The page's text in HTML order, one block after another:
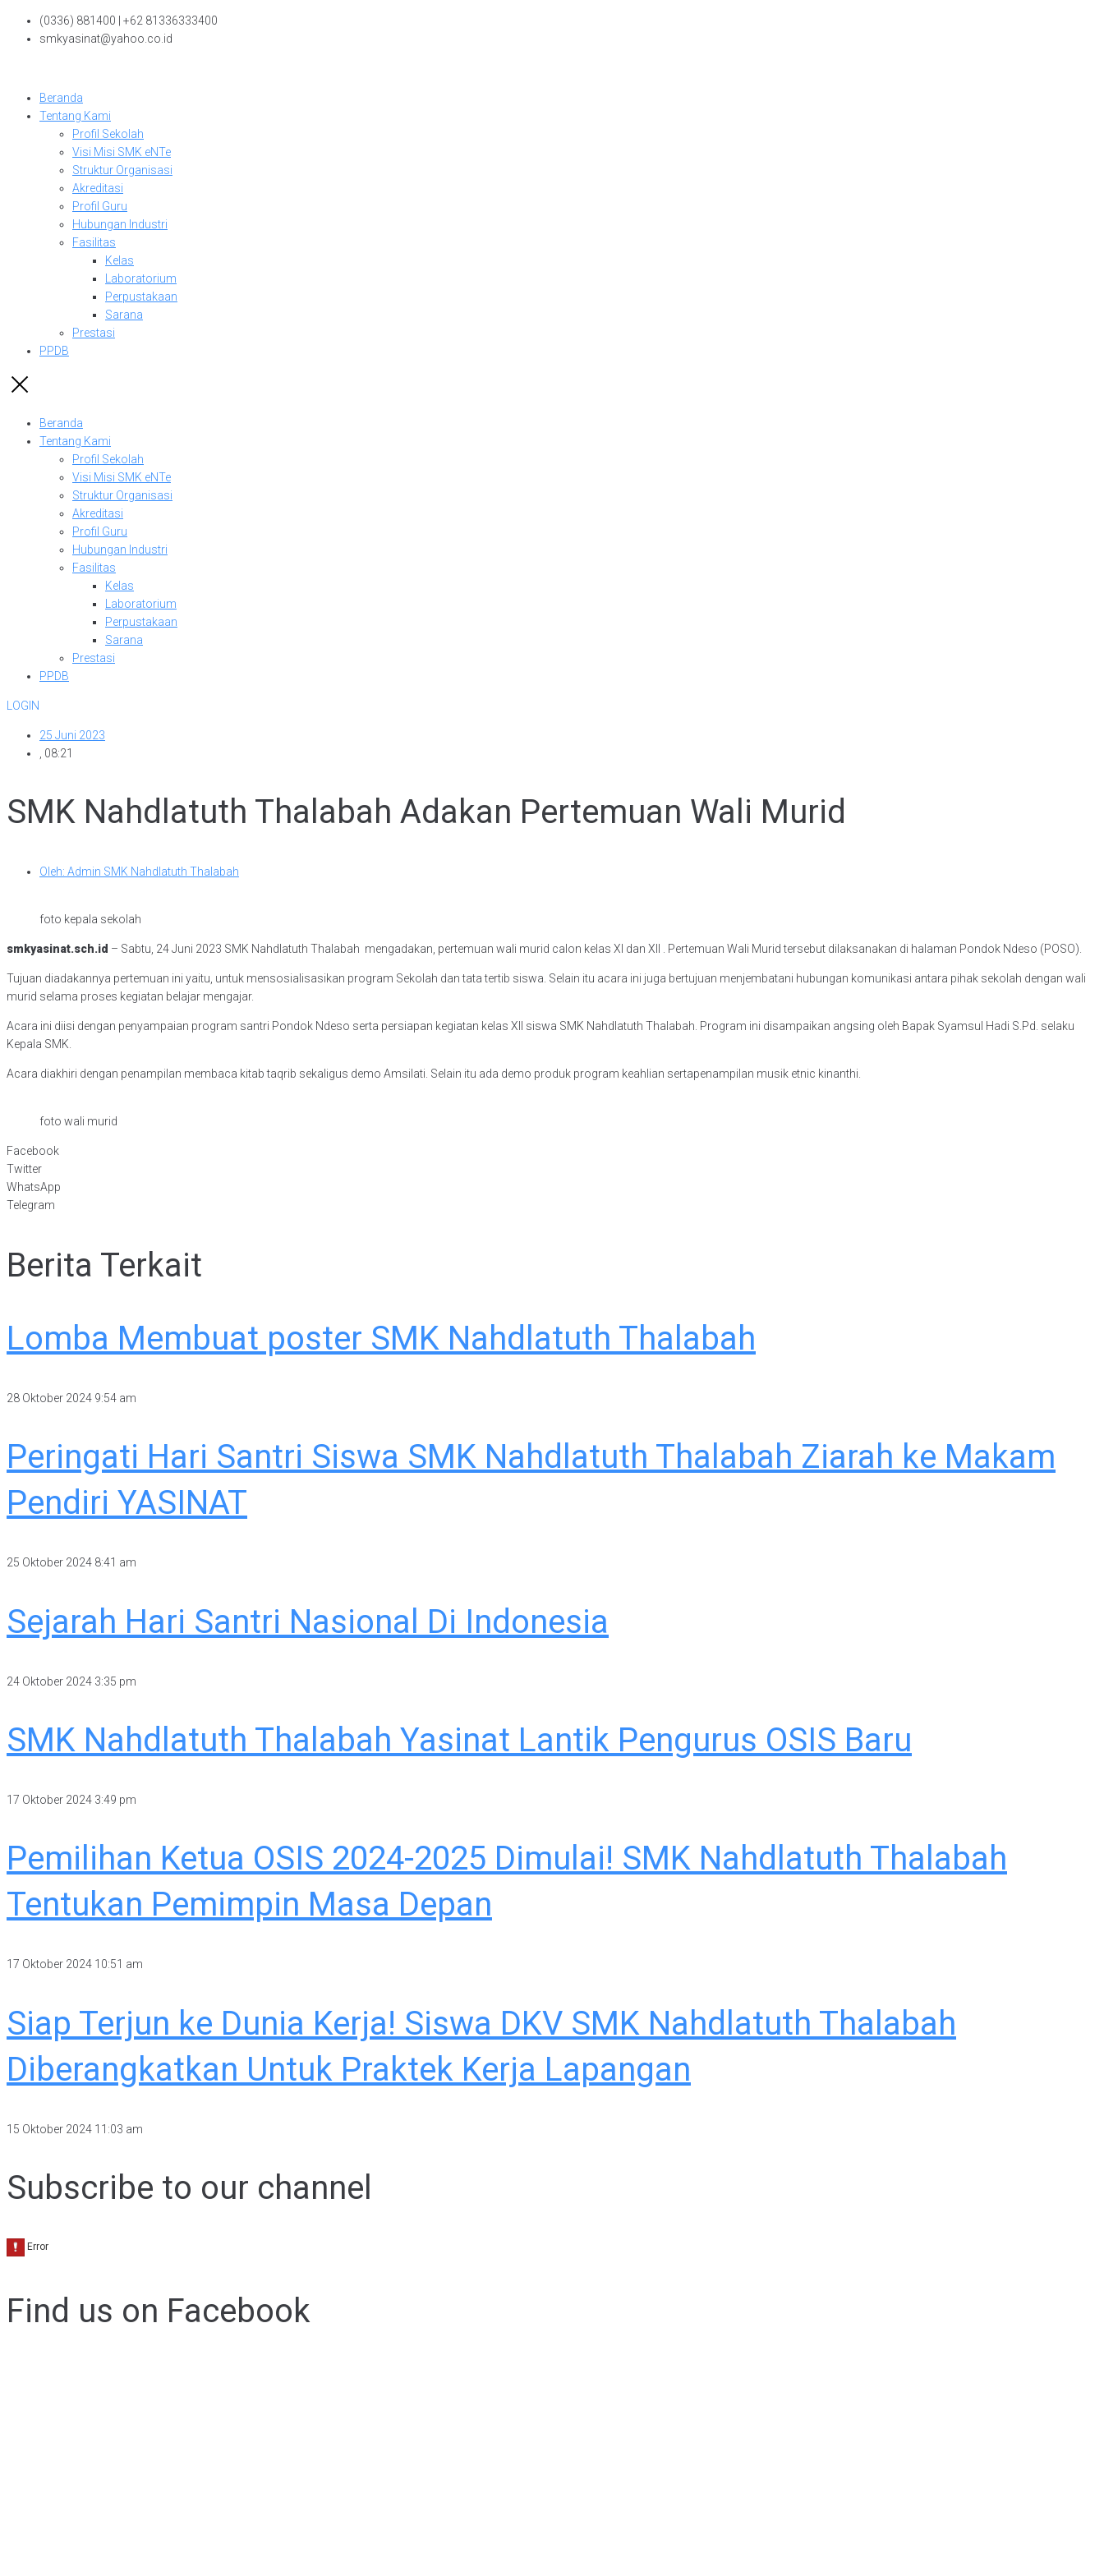
Skip
(0336) 881400 | +62 81336333400
smkyasinat@yahoo.co.id
Beranda
Tentang Kami
Profil Sekolah
Visi Misi SMK eNTe
Struktur Organisasi
Akreditasi
Profil Guru
Hubungan Industri
Fasilitas
Kelas
Laboratorium
Perpustakaan
Sarana
Prestasi
PPDB
Beranda
Tentang Kami
Profil Sekolah
Visi Misi SMK eNTe
Struktur Organisasi
Akreditasi
Profil Guru
Hubungan Industri
Fasilitas
Kelas
Laboratorium
Perpustakaan
Sarana
Prestasi
PPDB
LOGIN
25 Juni 2023
08:21
SMK Nahdlatuth Thalabah Adakan Pertemuan Wali Murid
Oleh: Admin SMK Nahdlatuth Thalabah
foto kepala sekolah
smkyasinat.sch.id – Sabtu, 24 Juni 2023 SMK Nahdlatuth Thalabah mengadakan, pertemuan wali murid calon kelas XI dan XII . Pertemuan Wali Murid tersebut dilaksanakan di halaman Pondok Ndeso (POSO).
Tujuan diadakannya pertemuan ini yaitu, untuk mensosialisasikan program Sekolah dan tata tertib siswa. Selain itu acara ini juga bertujuan menjembatani hubungan komunikasi antara pihak sekolah dengan wali
murid selama proses kegiatan belajar mengajar.
Acara ini diisi dengan penyampaian program santri Pondok Ndeso serta persiapan kegiatan kelas XII siswa SMK Nahdlatuth Thalabah. Program ini disampaikan angsing oleh Bapak Syamsul Hadi S.Pd. selaku
Kepala SMK.
Acara diakhiri dengan penampilan membaca kitab taqrib sekaligus demo Amsilati. Selain itu ada demo produk program keahlian sertapenampilan musik etnic kinanthi.
foto wali murid
Facebook
Twitter
WhatsApp
Telegram
Berita Terkait
Lomba Membuat poster SMK Nahdlatuth Thalabah
28 Oktober 2024 9:54 am
Peringati Hari Santri Siswa SMK Nahdlatuth Thalabah Ziarah ke Makam
Pendiri YASINAT
25 Oktober 2024 8:41 am
Sejarah Hari Santri Nasional Di Indonesia
24 Oktober 2024 3:35 pm
SMK Nahdlatuth Thalabah Yasinat Lantik Pengurus OSIS Baru
17 Oktober 2024 3:49 pm
Pemilihan Ketua OSIS 2024-2025 Dimulai! SMK Nahdlatuth Thalabah
Tentukan Pemimpin Masa Depan
17 Oktober 2024 10:51 am
Siap Terjun ke Dunia Kerja! Siswa DKV SMK Nahdlatuth Thalabah
Diberangkatkan Untuk Praktek Kerja Lapangan
15 Oktober 2024 11:03 am
Subscribe to our channel
Find us on Facebook